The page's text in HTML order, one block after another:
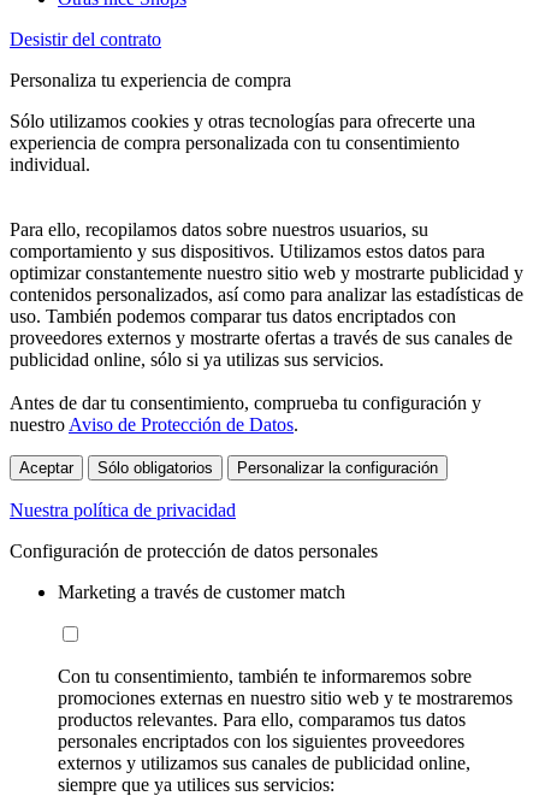
Desistir del contrato
Personaliza tu experiencia de compra
Sólo utilizamos cookies y otras tecnologías para ofrecerte una
experiencia de compra personalizada con tu consentimiento
individual.
Para ello, recopilamos datos sobre nuestros usuarios, su
comportamiento y sus dispositivos. Utilizamos estos datos para
optimizar constantemente nuestro sitio web y mostrarte publicidad y
contenidos personalizados, así como para analizar las estadísticas de
uso. También podemos comparar tus datos encriptados con
proveedores externos y mostrarte ofertas a través de sus canales de
publicidad online, sólo si ya utilizas sus servicios.
Antes de dar tu consentimiento, comprueba tu configuración y
nuestro Aviso de Protección de Datos.
Aceptar Sólo obligatorios Personalizar la configuración
Nuestra política de privacidad
Configuración de protección de datos personales
Marketing a través de customer match
Con tu consentimiento, también te informaremos sobre
promociones externas en nuestro sitio web y te mostraremos
productos relevantes. Para ello, comparamos tus datos
personales encriptados con los siguientes proveedores
externos y utilizamos sus canales de publicidad online,
siempre que ya utilices sus servicios: